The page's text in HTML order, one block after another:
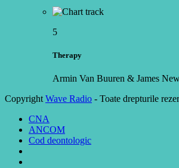
5
Therapy
Armin Van Buuren & James
Copyright Wave Radio - Toate drepturile
CNA
ANCOM
Cod deontologic